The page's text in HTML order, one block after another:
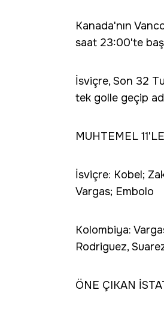
Kanada'nın
saat 23:00'te
İsviçre, Son 32
tek golle geçip
MUHTEMEL
İsviçre: Kobel;
Vargas; Embolo
Kolombiya:
Rodriguez,
ÖNE ÇIKAN